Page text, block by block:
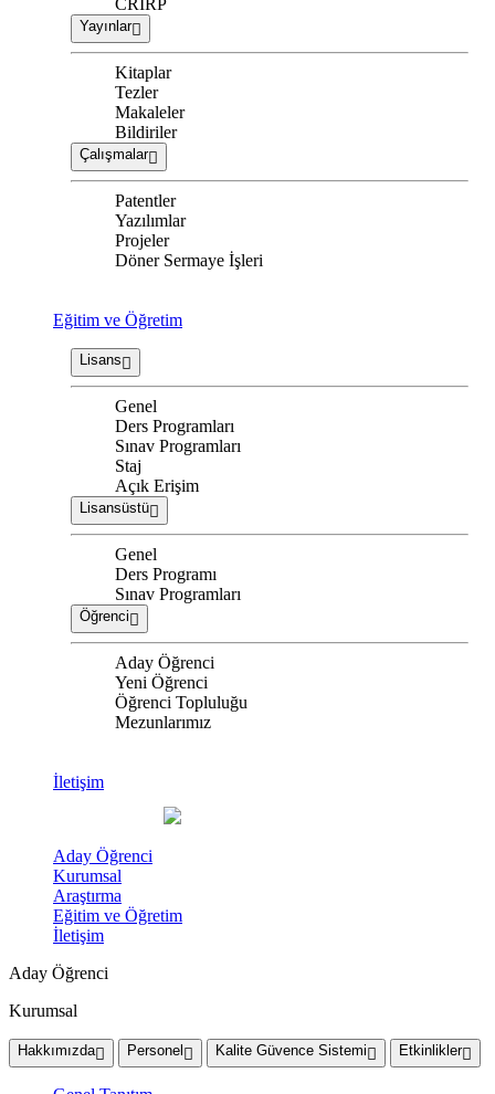
CRIRP
Yayınlar
Kitaplar
Tezler
Makaleler
Bildiriler
Çalışmalar
Patentler
Yazılımlar
Projeler
Döner Sermaye İşleri
Eğitim ve Öğretim
Lisans
Genel
Ders Programları
Sınav Programları
Staj
Açık Erişim
Lisansüstü
Genel
Ders Programı
Sınav Programları
Öğrenci
Aday Öğrenci
Yeni Öğrenci
Öğrenci Topluluğu
Mezunlarımız
İletişim
Aday Öğrenci
Kurumsal
Araştırma
Eğitim ve Öğretim
İletişim
Aday Öğrenci
Kurumsal
Hakkımızda Personel Kalite Güvence Sistemi Etkinlikler